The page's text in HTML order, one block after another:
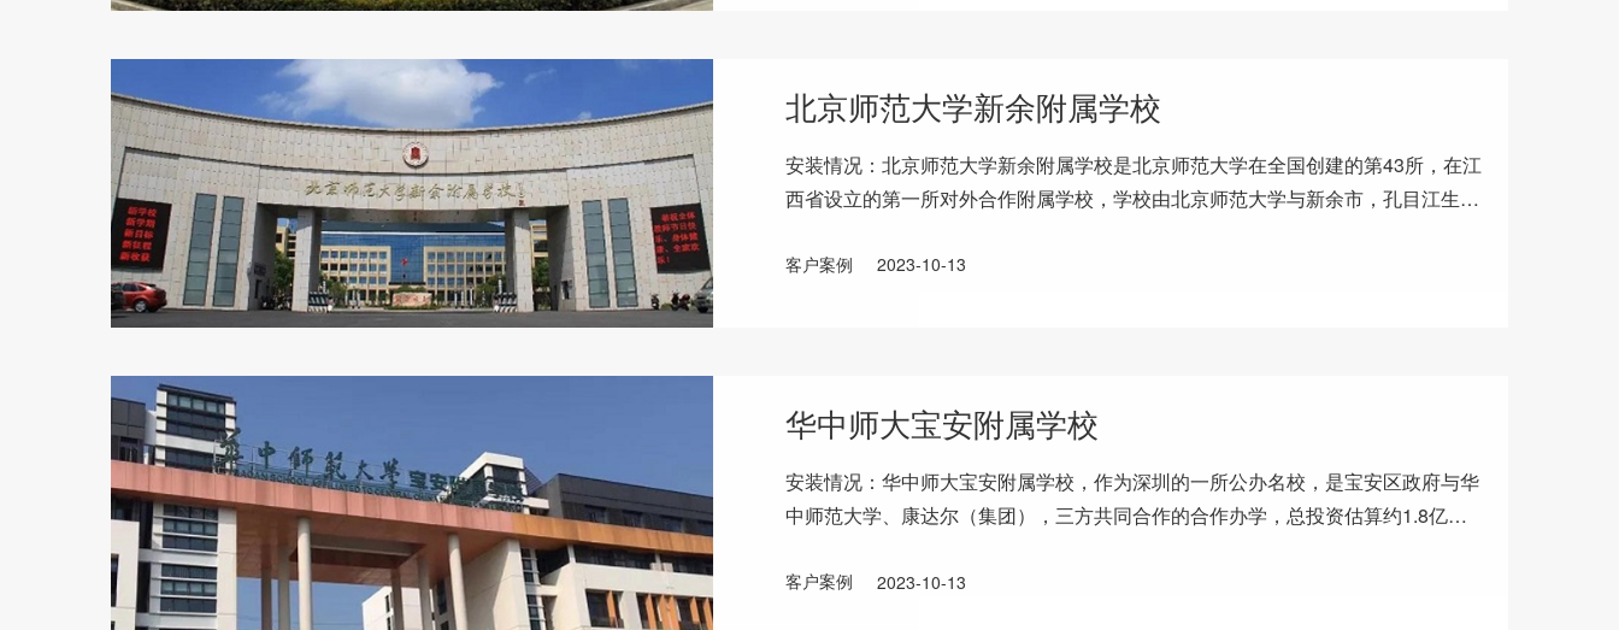
北京师范大学新余附属学校
安装情况：北京师范大学新余附属学校是北京师范大学在全国创建的第43所，在江
西省设立的第一所对外合作附属学校，学校由北京师范大学与新余市，孔目江生态
客户案例 2023-10-13
华中师大宝安附属学校
安装情况：华中师大宝安附属学校，作为深圳的一所公办名校，是宝安区政府与华
中师范大学、康达尔（集团），三方共同合作的合作办学，总投资估算约1.8亿
客户案例 2023-10-13